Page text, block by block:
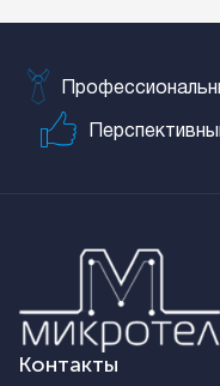
Контакты